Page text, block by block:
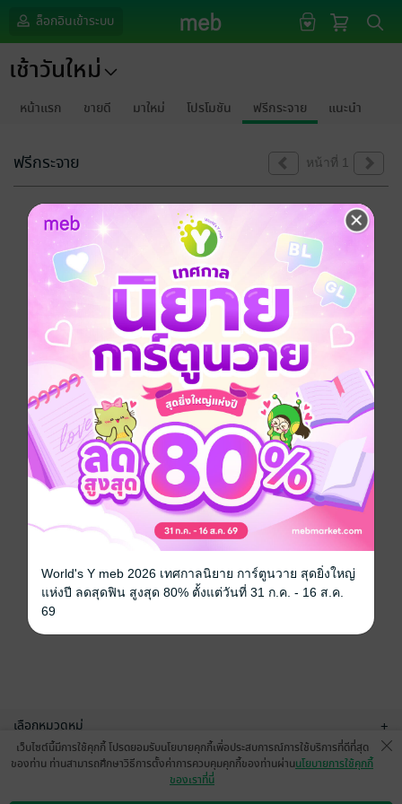
ล็อกอินเข้าระบบ
เช้าวันใหม่
หน้าแรก ขายดี มาใหม่ โปรโมชัน ฟรีกระจาย แนะนำ
ฟรีกระจาย หน้าที่ 1
ขออภัยด้วยนะคะ
ไม่พบข้อมูลในหัวข้อที่คุณกำลังชมค่ะ
เลือกหมวดหมู่ +
บริการช่วยเหลือ
เว็บไซต์นี้มีการใช้คุกกี้ โปรดยอมรับนโยบายคุกกี้เพื่อประสบการณ์การใช้บริการที่ดีที่สุด
ของท่าน ท่านสามารถศึกษาวิธีการตั้งค่าการควบคุมคุกกี้ของท่านผ่านนโยบายการใช้คุกกี้
ของเราที่นี่
World's Y meb 2026 เทศกาลนิยาย การ์ตูนวาย สุดยิ่งใหญ่
แห่งปี ลดสุดฟิน สูงสุด 80% ตั้งแต่วันที่ 31 ก.ค. - 16 ส.ค.
69